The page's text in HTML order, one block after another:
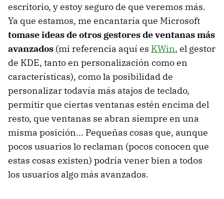
escritorio, y estoy seguro de que veremos más.
Ya que estamos, me encantaría que Microsoft
tomase ideas de otros gestores de ventanas más
avanzados (mi referencia aquí es KWin, el gestor
de KDE, tanto en personalización como en
características), como la posibilidad de
personalizar todavía más atajos de teclado,
permitir que ciertas ventanas estén encima del
resto, que ventanas se abran siempre en una
misma posición... Pequeñas cosas que, aunque
pocos usuarios lo reclaman (pocos conocen que
estas cosas existen) podría vener bien a todos
los usuarios algo más avanzados.